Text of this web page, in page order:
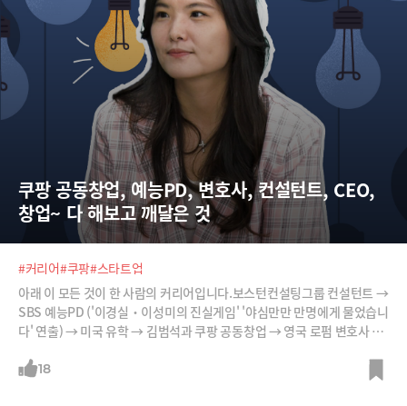
쿠팡 공동창업, 예능PD, 변호사, 컨설턴트, CEO,
창업~ 다 해보고 깨달은 것
#커리어#쿠팡#스타트업
아래 이 모든 것이 한 사람의 커리어입니다.보스턴컨설팅그룹 컨설턴트 →
SBS 예능PD ('이경실‧이성미의 진실게임' '야심만만 만명에게 물었습니
다' 연출) → 미국 유학 → 김범석과 쿠팡 공동창업 → 영국 로펌 변호사 →
선주 짠컴퍼니 대표의 20여년 커리어입니다. 윤 대표는 무슨 동기로 7개
18